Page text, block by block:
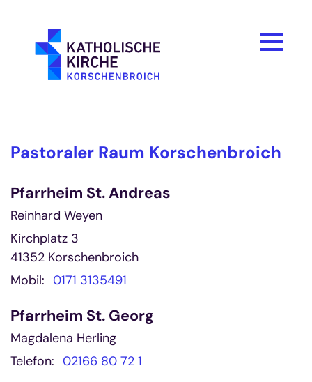
Pastoraler Raum Korschenbroich
Pfarrheim St. Andreas
Reinhard Weyen
Kirchplatz 3
41352 Korschenbroich
Mobil: 0171 3135491
Pfarrheim St. Georg
Magdalena Herling
Telefon: 02166 80 72 1